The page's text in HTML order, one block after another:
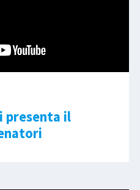
presenta il